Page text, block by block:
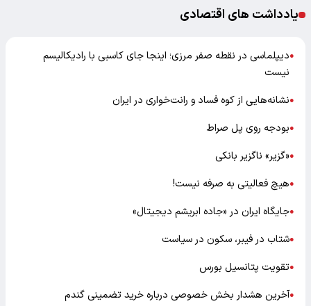
یادداشت های اقتصادی
●دیپلماسی در نقطه صفر مرزی؛ اینجا جای کاسبی با رادیکالیسم
نیست
●نشانه‌هایی از کوه فساد و رانت‌خواری در ایران
●بودجه روی پل صراط
●«گزیر» ناگزیر بانکی
●هیچ فعالیتی به صرفه نیست!
●جایگاه ایران در «جاده ابریشم دیجیتال»
●شتاب در فیبر، سکون در سیاست
●تقویت پتانسیل بورس
●آخرین هشدار بخش خصوصی درباره خرید تضمینی گندم